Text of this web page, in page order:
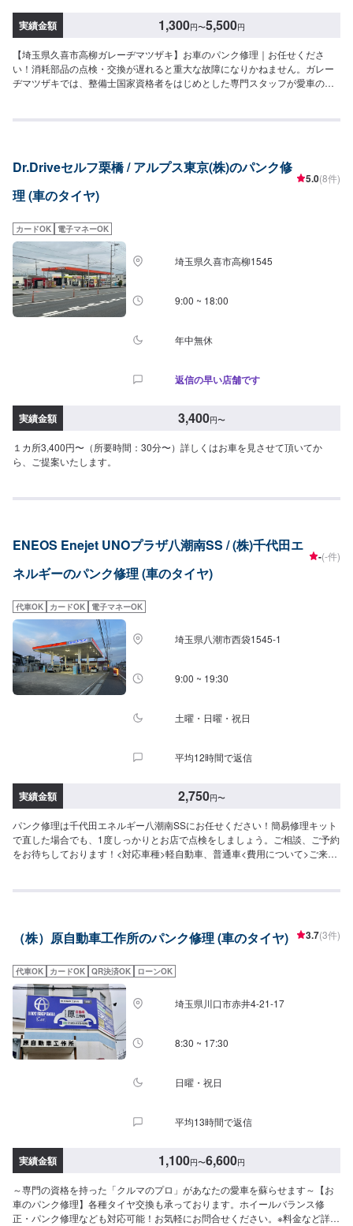
実績金額 1,300円〜5,500円
【埼玉県久喜市高柳ガレーヂマツザキ】お車のパンク修理｜お任せくださ
い！消耗部品の点検・交換が遅れると重大な故障になりかねません。ガレー
ヂマツザキでは、整備士国家資格者をはじめとした専門スタッフが愛車の
安全衛生法に定められている教育を受けた整備士が整備を行っております。
込み・引き取り【4】正式なお見積り【5】作業開始【6】納車時のお支払い<
代車について>ガレーヂマツザキでは、鈑金・塗装・修理等で愛車をお預かり
している間、代車をお貸し致します。台数も豊富な20台ご用意しておりま
ください。※代車の燃料代はお客様にご負担いただいております。<定休日・
営業時間>定休日：なし営業時間：9:00~18:00クレジット・QR決済などをご
希望の方は事前にお申し付けください。
Dr.Driveセルフ栗橋 / アルプス東京(株)のパンク修
理 (車のタイヤ)
5.0(8件)
カードOK 電子マネーOK
埼玉県久喜市高柳1545
9:00 ~ 18:00
年中無休
返信の早い店舗です
実績金額 3,400円〜
１カ所3,400円〜（所要時間：30分〜）詳しくはお車を見させて頂いてか
ら、ご提案いたします。
ENEOS Enejet UNOプラザ八潮南SS / (株)千代田エ
ネルギーのパンク修理 (車のタイヤ)
-(-件)
代車OK カードOK 電子マネーOK
埼玉県八潮市西袋1545-1
9:00 ~ 19:30
土曜・日曜・祝日
平均12時間で返信
実績金額 2,750円〜
パンク修理は千代田エネルギー八潮南SSにお任せください！簡易修理キット
で直した場合でも、1度しっかりとお店で点検をしましょう。ご相談、ご予約
をお待ちしております！<対応車種>軽自動車、普通車<費用について>ご来店
（株）原自動車工作所のパンク修理 (車のタイヤ) 3.7(3件)
代車OK カードOK QR決済OK ローンOK
埼玉県川口市赤井4-21-17
8:30 ~ 17:30
日曜・祝日
平均13時間で返信
実績金額 1,100円〜6,600円
～専門の資格を持った「クルマのプロ」があなたの愛車を蘇らせます～【お
車のパンク修理】各種タイヤ交換も承っております。ホイールバランス修
正・パンク修理なども対応可能！お気軽にお問合せください。※料金など詳し